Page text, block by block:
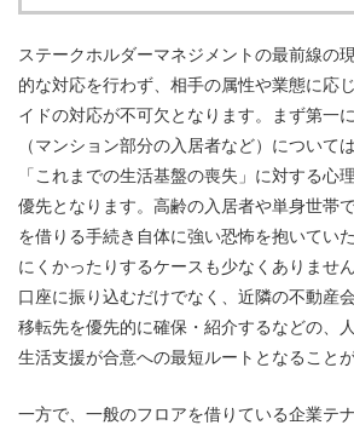
ステークホルダーマネジメントの最前線の
的な対応を行わず、相手の属性や業態に応
イドの対応が不可欠となります。まず第一
（マンション部分の入居者など）について
「これまでの生活基盤の喪失」に対する心
優先となります。高齢の入居者や単身世帯
を借りる手続き自体に強い恐怖を抱いてい
にくかったりするケースも少なくありませ
口座に振り込むだけでなく、近隣の不動産
移転先を優先的に確保・紹介するなどの、
生活支援が合意への最短ルートとなること
一方で、一般のフロアを借りている企業テ